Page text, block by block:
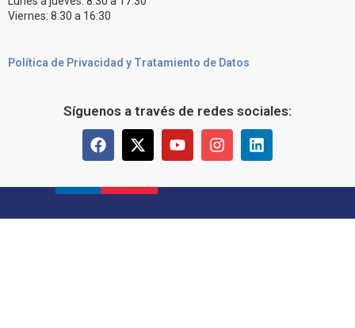
Viernes: 8:30 a 16:30
Política de Privacidad y Tratamiento de Datos
Síguenos a través de redes sociales: